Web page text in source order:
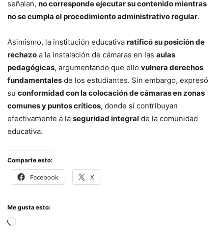
señalan, no corresponde ejecutar su contenido mientras
no se cumpla el procedimiento administrativo regular.
Asimismo, la institución educativa ratificó su posición de
rechazo a la instalación de cámaras en las aulas
pedagógicas, argumentando que ello vulnera derechos
fundamentales de los estudiantes. Sin embargo, expresó
su conformidad con la colocación de cámaras en zonas
comunes y puntos críticos, donde sí contribuyan
efectivamente a la seguridad integral de la comunidad
educativa.
Comparte esto:
Facebook X
Me gusta esto:
Cargando...